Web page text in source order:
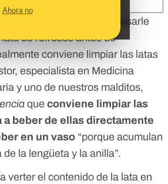
Ahora no
un acto mecánico: pasarle
de refresco antes de
conviene limpiar las latas
especialista en Medicina
y uno de nuestros malditos,
que conviene limpiar las
a beber de ellas directamente
en un vaso “porque acumulan
la lengüeta y la anilla”.
verter el contenido de la lata en